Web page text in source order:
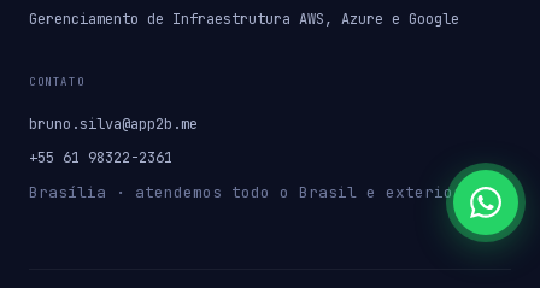
Gerenciamento de Infraestrutura AWS, Azure e Google
CONTATO
bruno.silva@app2b.me
+55 61 98322-2361
Brasília · atendemos todo o Brasil e exterior